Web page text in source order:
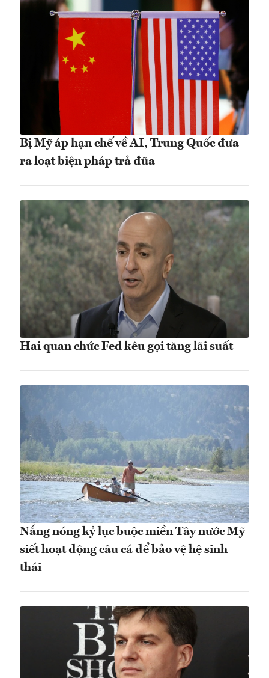
Bị Mỹ áp hạn chế về AI, Trung Quốc đưa
ra loạt biện pháp trả đũa
Hai quan chức Fed kêu gọi tăng lãi suất
Nắng nóng kỷ lục buộc miền Tây nước Mỹ
siết hoạt động câu cá để bảo vệ hệ sinh
thái